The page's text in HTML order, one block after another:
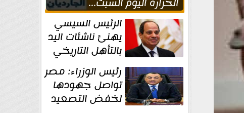
العظمى في القاهره 36
درجة الرئيس السيسي
يهنئ ناشئات اليد
بالتأهل التاريخي
إلى نصف نهائي
كأس العالم رئيس الوزراء: مصر
تواصل جهودها
لخفض التصعيد